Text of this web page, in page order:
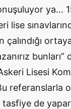
ya…
lise
Lisesi
referanslarla
de